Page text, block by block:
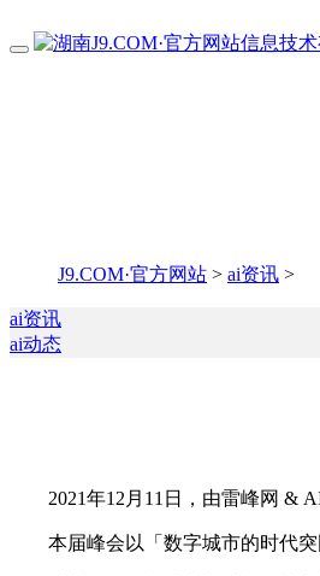
J9.COM·官方网站 > ai资讯 >
ai资讯
ai动态
2021年12月11日，由雷峰网 & AI
本届峰会以「数字城市的时代突